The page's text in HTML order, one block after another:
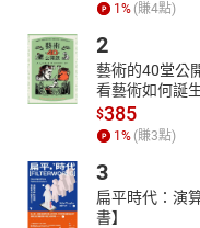
1 % (賺4點)
2
藝術的40堂公
看藝術如何誕
$385
1 % (賺3點)
3
扁平時代：演
書】